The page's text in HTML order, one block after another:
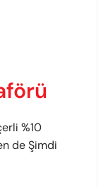
%10
de Şimdi